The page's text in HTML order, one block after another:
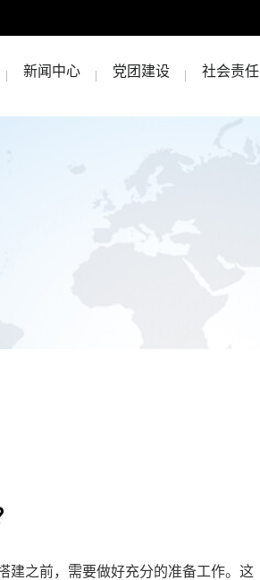
新闻中心 党团建设 社会责任
建之前，需要做好充分的准备工作。这